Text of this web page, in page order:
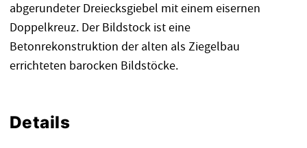
abgerundeter Dreiecksgiebel mit einem eisernen
Doppelkreuz. Der Bildstock ist eine
Betonrekonstruktion der alten als Ziegelbau
errichteten barocken Bildstöcke.
Details